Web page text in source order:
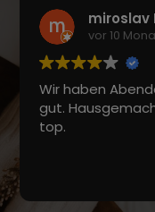
miroslav
vor 10
Wir haben
gut.
top.